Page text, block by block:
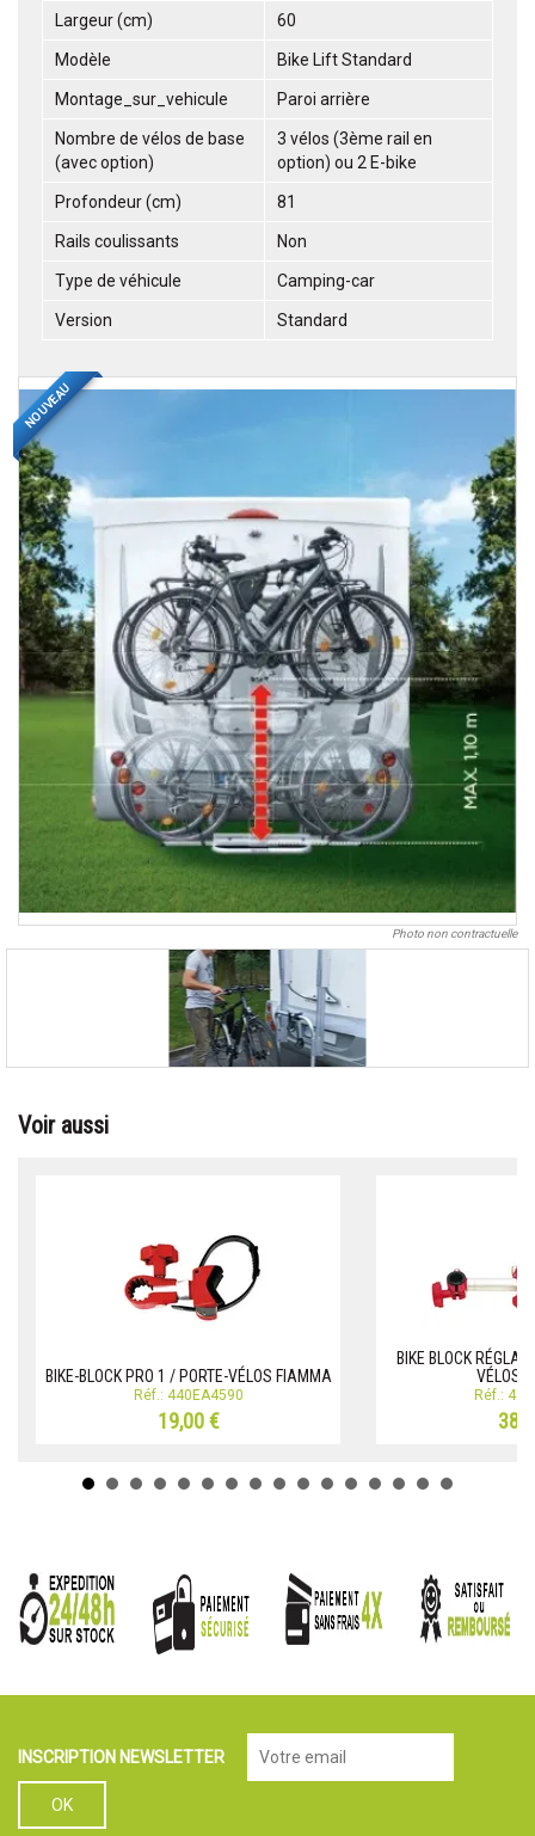
Largeur (cm) 60
Modèle Bike Lift Standard
Montage_sur_vehicule Paroi arrière
Nombre de vélos de base
(avec option)
3 vélos (3ème rail en
option) ou 2 E-bike
Profondeur (cm) 81
Rails coulissants Non
Type de véhicule Camping-car
Version Standard
NOUVEAU
Photo non contractuelle
Voir aussi
BIKE-BLOCK PRO 1 / PORTE-VÉLOS FIAMMA
Réf.: 440EA4590
19,00 €
BIKE BLOCK
VÉLOS
Réf.:
INSCRIPTION NEWSLETTER